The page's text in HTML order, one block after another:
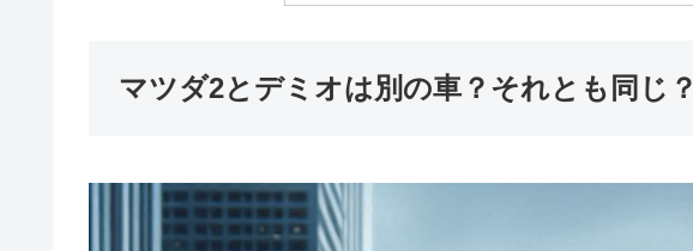
マツダ2とデミオは別の車？それとも同じ？